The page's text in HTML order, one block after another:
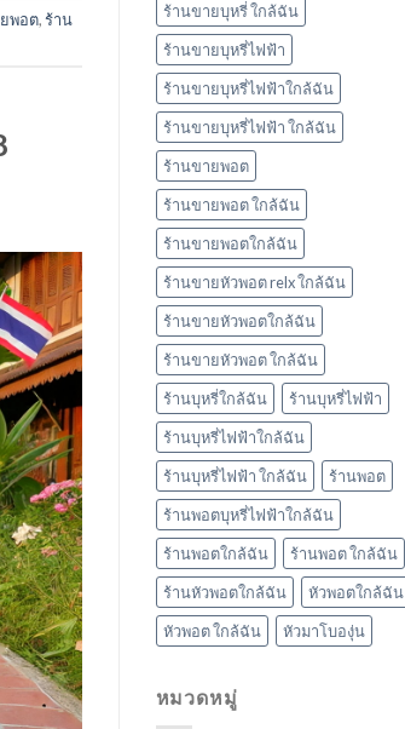
พอต,ร้าน
ร้านขายบุหรี่ ใกล้ฉัน
ร้านขายบุหรี่ไฟฟ้า
ร้านขายบุหรี่ไฟฟ้าใกล้ฉัน
ร้านขายบุหรี่ไฟฟ้า ใกล้ฉัน
ร้านขายพอต
ร้านขายพอต ใกล้ฉัน
ร้านขายพอตใกล้ฉัน
ร้านขายหัวพอต relx ใกล้ฉัน
ร้านขายหัวพอตใกล้ฉัน
ร้านขายหัวพอต ใกล้ฉัน
ร้านบุหรี่ใกล้ฉัน
ร้านบุหรี่ไฟฟ้า
ร้านบุหรี่ไฟฟ้าใกล้ฉัน
ร้านบุหรี่ไฟฟ้า ใกล้ฉัน
ร้านพอต
ร้านพอตบุหรี่ไฟฟ้าใกล้ฉัน
ร้านพอตใกล้ฉัน
ร้านพอต ใกล้ฉัน
ร้านหัวพอตใกล้ฉัน
หัวพอตใกล้ฉัน
หัวพอต ใกล้ฉัน
หัวมาโบองุ่น
หมวดหมู่